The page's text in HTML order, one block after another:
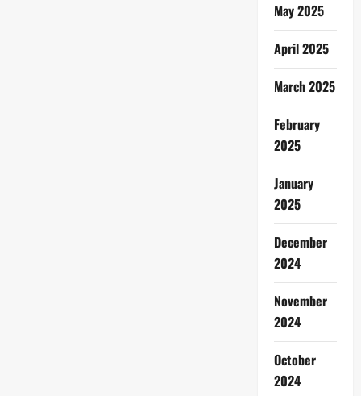
May 2025
April 2025
March 2025
February
2025
January
2025
December
2024
November
2024
October
2024